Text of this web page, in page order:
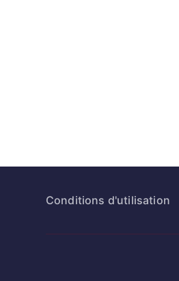
Conditions d'utilisation